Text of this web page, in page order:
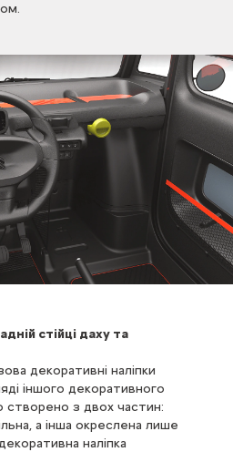
стійці даху та
декоративні наліпки
іншого декоративного
з двох частин:
а інша окреслена лише
наліпка